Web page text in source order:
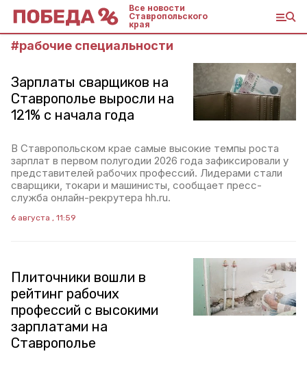
Все новости
Ставропольского
края
#рабочие специальности
Зарплаты сварщиков на
Ставрополье выросли на
121% с начала года
В Ставропольском крае самые высокие темпы роста
зарплат в первом полугодии 2026 года зафиксировали у
представителей рабочих профессий. Лидерами стали
сварщики, токари и машинисты, сообщает пресс-
служба онлайн-рекрутера hh.ru.
6 августа , 11:59
Плиточники вошли в
рейтинг рабочих
профессий с высокими
зарплатами на
Ставрополье